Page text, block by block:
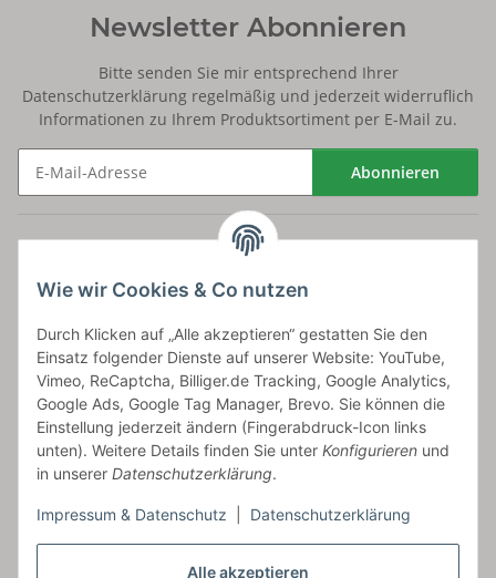
Alle akzeptieren
Wie wir Cookies & Co nutzen
Durch Klicken auf „Alle akzeptieren“ gestatten Sie den
Einsatz folgender Dienste auf unserer Website: YouTube,
Vimeo, ReCaptcha, Billiger.de Tracking, Google Analytics,
Google Ads, Google Tag Manager, Brevo. Sie können die
Einstellung jederzeit ändern (Fingerabdruck-Icon links
unten). Weitere Details finden Sie unter Konfigurieren und
in unserer Datenschutzerklärung.
Impressum & Datenschutz Datenschutzerklärung
Newsletter Abonnieren
Bitte senden Sie mir entsprechend Ihrer
Datenschutzerklärung regelmäßig und jederzeit widerruflich
Informationen zu Ihrem Produktsortiment per E-Mail zu.
Abonnieren
Artikelinformationen
Frieslandstr. 44 | 26446 Reepsholt
Fon 04468-9479855-0 | Fax -9